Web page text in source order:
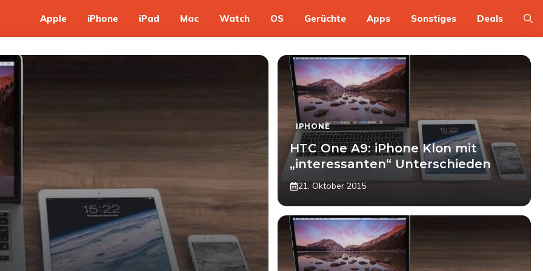
Apple iPhone iPad Mac Watch OS Gerüchte Apps Sonstiges Deals
IPHONE
HTC One A9: iPhone Klon mit
„interessanten“ Unterschieden
21. Oktober 2015